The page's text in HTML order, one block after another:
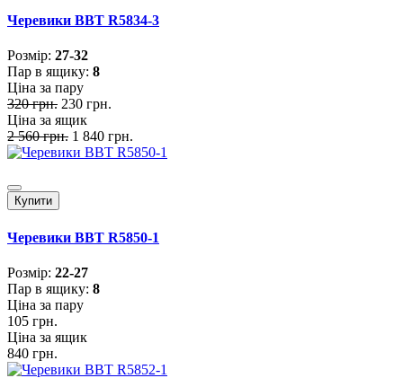
Черевики BBT R5834-3
Розмiр: 27-32
Пар в ящику: 8
Ціна за пару
320 грн. 230 грн.
Ціна за ящик
2 560 грн. 1 840 грн.
Купити
Черевики BBT R5850-1
Розмiр: 22-27
Пар в ящику: 8
Ціна за пару
105 грн.
Ціна за ящик
840 грн.